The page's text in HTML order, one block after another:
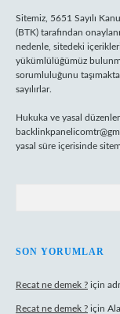
Sitemiz, 5651 Sayılı
(BTK) tarafından
nedenle, sitedeki
yükümlülüğümüz
sorumluluğunu
sayılırlar.
Hukuka ve yasal
yasal süre içerisinde
SON YORUMLAR
Recat ne demek ? için
Recat ne demek ? için